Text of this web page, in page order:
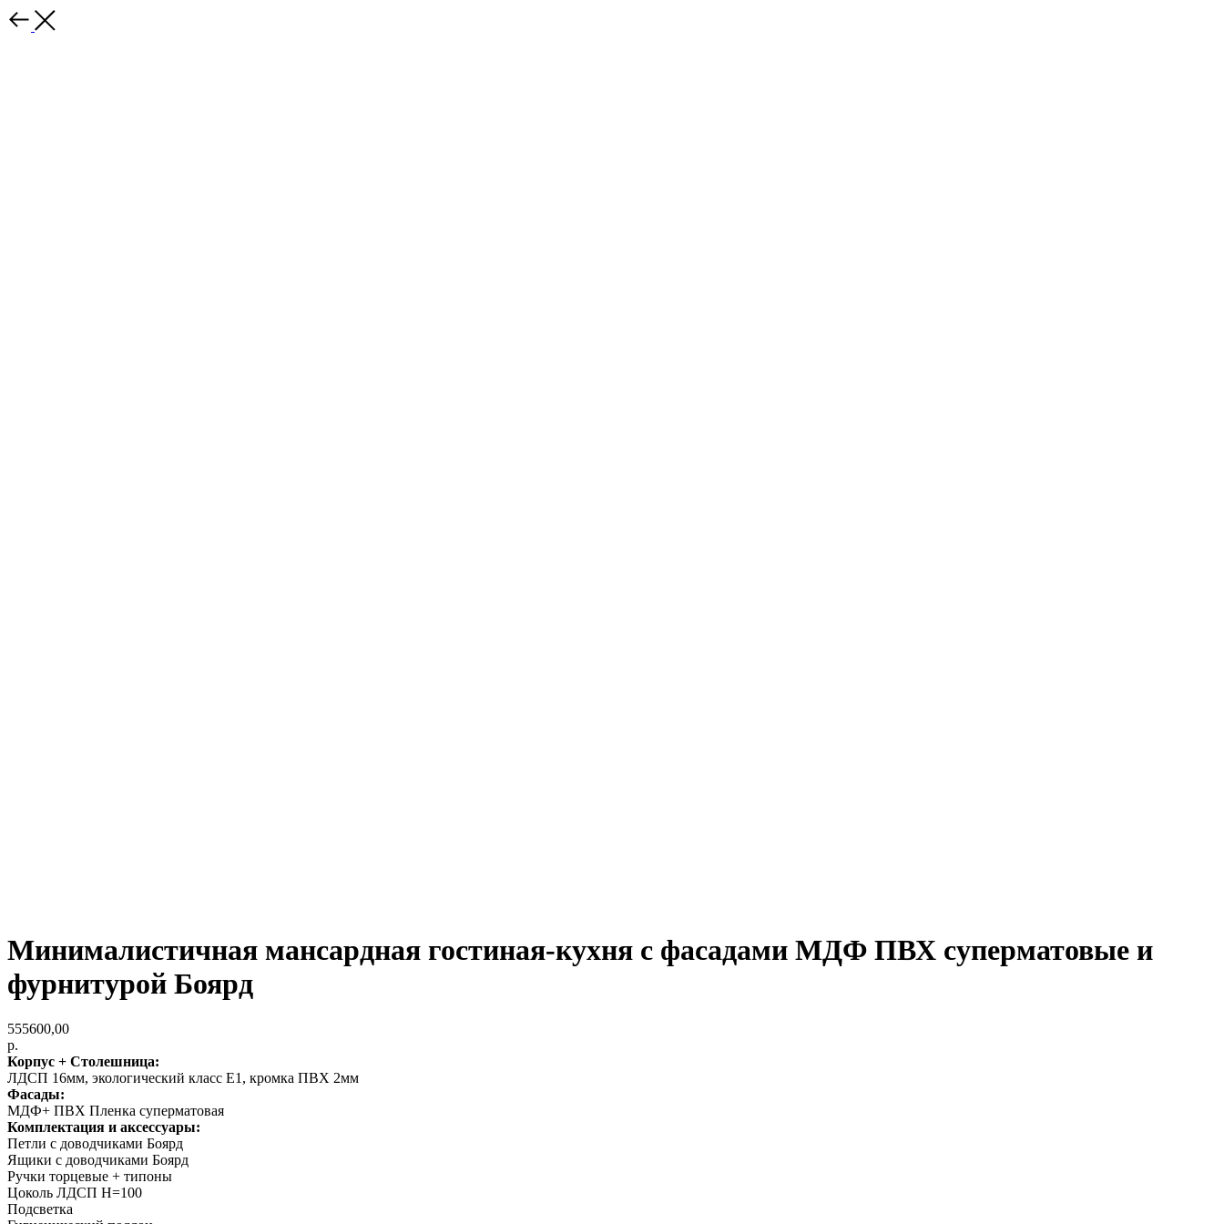
Минималистичная мансардная гостиная-кухня с фасадами МДФ ПВХ суперматовые и
фурнитурой Боярд
555600,00
р.
Корпус + Столешница:
ЛДСП 16мм, экологический класс Е1, кромка ПВХ 2мм
Фасады:
МДФ+ ПВХ Пленка суперматовая
Комплектация и аксессуары:
Петли с доводчиками Боярд
Ящики с доводчиками Боярд
Ручки торцевые + типоны
Цоколь ЛДСП Н=100
Подсветка